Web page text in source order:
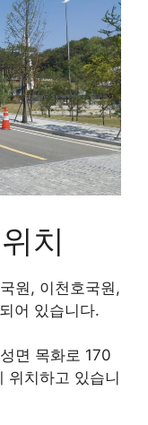
치
원, 이천호국원,
어 있습니다.
면 목화로 170
위치하고 있습니